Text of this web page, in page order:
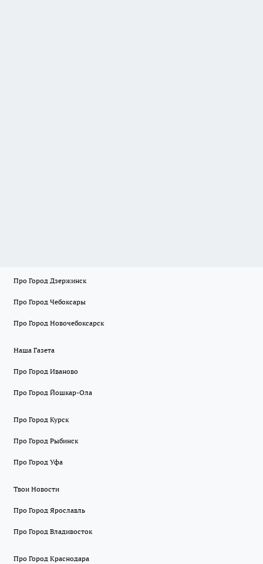
Про Город Дзержинск
Про Город Чебоксары
Про Город Новочебоксарск
Наша Газета
Про Город Иваново
Про Город Йошкар-Ола
Про Город Курск
Про Город Рыбинск
Про Город Уфа
Твои Новости
Про Город Ярославль
Про Город Владивосток
Про Город Краснодара